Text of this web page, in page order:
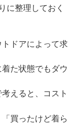
に整理しておく
トドアによって求
た状態でもダウ
えると、コスト
買ったけど着ら